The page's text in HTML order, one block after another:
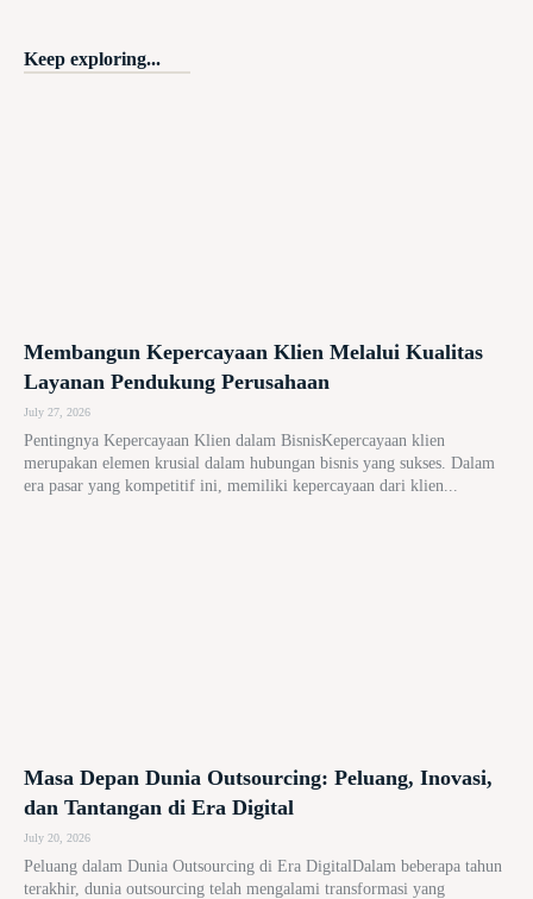
Keep exploring...
Membangun Kepercayaan Klien Melalui Kualitas
Layanan Pendukung Perusahaan
July 27, 2026
Pentingnya Kepercayaan Klien dalam BisnisKepercayaan klien
merupakan elemen krusial dalam hubungan bisnis yang sukses. Dalam
era pasar yang kompetitif ini, memiliki kepercayaan dari klien...
Masa Depan Dunia Outsourcing: Peluang, Inovasi,
dan Tantangan di Era Digital
July 20, 2026
Peluang dalam Dunia Outsourcing di Era DigitalDalam beberapa tahun
terakhir, dunia outsourcing telah mengalami transformasi yang